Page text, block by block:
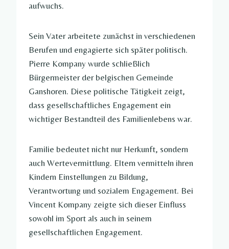
aufwuchs.
Sein Vater arbeitete zunächst in verschiedenen
Berufen und engagierte sich später politisch.
Pierre Kompany wurde schließlich
Bürgermeister der belgischen Gemeinde
Ganshoren. Diese politische Tätigkeit zeigt,
dass gesellschaftliches Engagement ein
wichtiger Bestandteil des Familienlebens war.
Familie bedeutet nicht nur Herkunft, sondern
auch Wertevermittlung. Eltern vermitteln ihren
Kindern Einstellungen zu Bildung,
Verantwortung und sozialem Engagement. Bei
Vincent Kompany zeigte sich dieser Einfluss
sowohl im Sport als auch in seinem
gesellschaftlichen Engagement.